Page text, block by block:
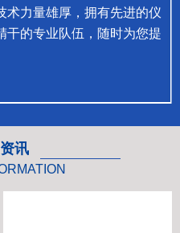
术力量雄厚，拥有先进的仪
干的专业队伍，随时为您提
讯